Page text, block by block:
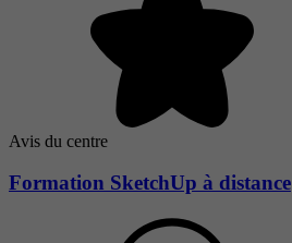
Avis du centre
Formation SketchUp à distance